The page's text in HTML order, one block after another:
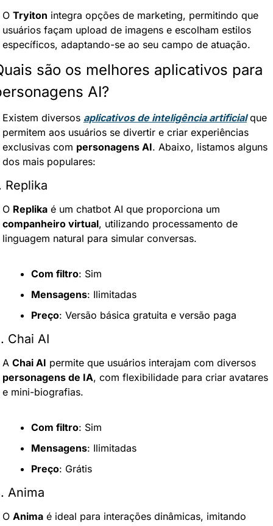
O Tryiton integra opções de marketing, permitindo que
usuários façam upload de imagens e escolham estilos
específicos, adaptando-se ao seu campo de atuação.
são os melhores aplicativos para
AI?
Existem diversos aplicativos de inteligência artificial que
permitem aos usuários se divertir e criar experiências
exclusivas com personagens AI. Abaixo, listamos alguns
dos mais populares:
Replika
O Replika
companheiro virtual, utilizando processamento de
linguagem natural para simular conversas.
Com filtro: Sim
Mensagens: Ilimitadas
Preço: Versão básica gratuita e versão paga
Chai AI
A Chai AI
personagens de IA, com flexibilidade para criar avatares
e mini-biografias.
Com filtro: Sim
Mensagens: Ilimitadas
Preço: Grátis
Anima
O Anima é ideal para interações dinâmicas, imitando